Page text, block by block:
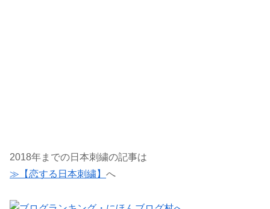
2018年までの日本刺繍の記事は
≫【恋する日本刺繍】 へ